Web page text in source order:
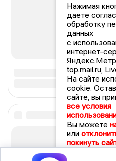
Нажимая
даете
обработку
данных
с
интернет-
top.mail.ru,
На сайте
cookie.
сайте, вы
все условия
Вы можете
или
покинуть